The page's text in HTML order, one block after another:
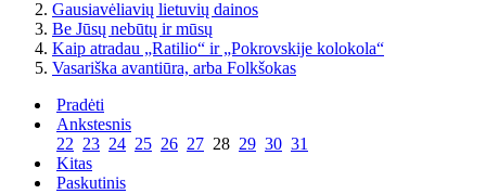
Gausiavėliavių lietuvių dainos
Be Jūsų nebūtų ir mūsų
Kaip atradau „Ratilio“ ir „Pokrovskije kolokola“
Vasariška avantiūra, arba Folkšokas
Pradėti
Ankstesnis
22 23 24 25 26 27 28 29 30 31
Kitas
Paskutinis